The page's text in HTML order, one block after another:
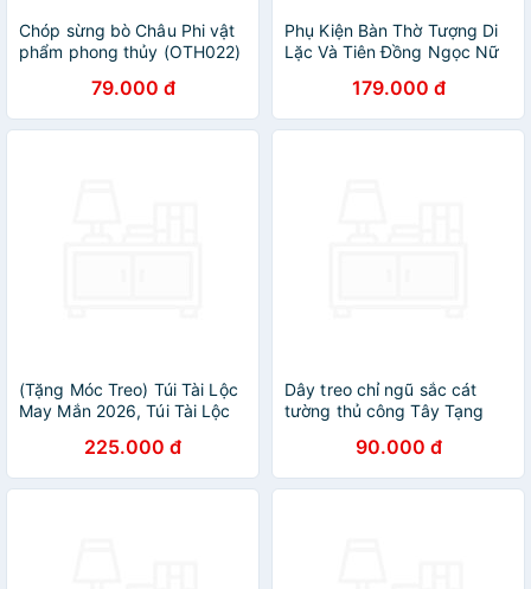
Chóp sừng bò Châu Phi vật
phẩm phong thủy (OTH022)
- Bày bàn làm việc hoặc
trong nhà
79.000 đ
Phụ Kiện Bàn Thờ Tượng Di
Lặc Và Tiên Đồng Ngọc Nữ
Thủy May Mắn Chiêu Tài -
BTNPK-02
179.000 đ
(Tặng Móc Treo) Túi Tài Lộc
May Mắn 2026, Túi Tài Lộc
Khách Cỡ Lớn Cho Tết
Nguyên Đán
225.000 đ
Dây treo chỉ ngũ sắc cát
tường thủ công Tây Tạng
treo xe, móc khóa ban thờ
Mật Tông
90.000 đ